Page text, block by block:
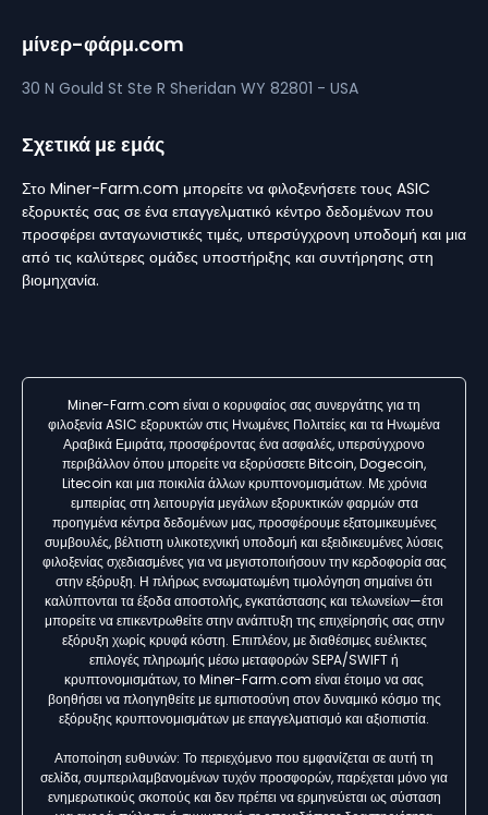
μίνερ-φάρμ.com
30 N Gould St Ste R Sheridan WY 82801 - USA
Σχετικά με εμάς
Στο Miner-Farm.com μπορείτε να φιλοξενήσετε τους ASIC
εξορυκτές σας σε ένα επαγγελματικό κέντρο δεδομένων που
προσφέρει ανταγωνιστικές τιμές, υπερσύγχρονη υποδομή και μια
από τις καλύτερες ομάδες υποστήριξης και συντήρησης στη
βιομηχανία.
Miner-Farm.com είναι ο κορυφαίος σας συνεργάτης για τη
φιλοξενία ASIC εξορυκτών στις Ηνωμένες Πολιτείες και τα Ηνωμένα
Αραβικά Εμιράτα, προσφέροντας ένα ασφαλές, υπερσύγχρονο
περιβάλλον όπου μπορείτε να εξορύσσετε Bitcoin, Dogecoin,
Litecoin και μια ποικιλία άλλων κρυπτονομισμάτων. Με χρόνια
εμπειρίας στη λειτουργία μεγάλων εξορυκτικών φαρμών στα
προηγμένα κέντρα δεδομένων μας, προσφέρουμε εξατομικευμένες
συμβουλές, βέλτιστη υλικοτεχνική υποδομή και εξειδικευμένες λύσεις
φιλοξενίας σχεδιασμένες για να μεγιστοποιήσουν την κερδοφορία σας
στην εξόρυξη. Η πλήρως ενσωματωμένη τιμολόγηση σημαίνει ότι
καλύπτονται τα έξοδα αποστολής, εγκατάστασης και τελωνείων—έτσι
μπορείτε να επικεντρωθείτε στην ανάπτυξη της επιχείρησής σας στην
εξόρυξη χωρίς κρυφά κόστη. Επιπλέον, με διαθέσιμες ευέλικτες
επιλογές πληρωμής μέσω μεταφορών SEPA/SWIFT ή
κρυπτονομισμάτων, το Miner-Farm.com είναι έτοιμο να σας
βοηθήσει να πλοηγηθείτε με εμπιστοσύνη στον δυναμικό κόσμο της
εξόρυξης κρυπτονομισμάτων με επαγγελματισμό και αξιοπιστία.
Αποποίηση ευθυνών: Το περιεχόμενο που εμφανίζεται σε αυτή τη
σελίδα, συμπεριλαμβανομένων τυχόν προσφορών, παρέχεται μόνο για
ενημερωτικούς σκοπούς και δεν πρέπει να ερμηνεύεται ως σύσταση